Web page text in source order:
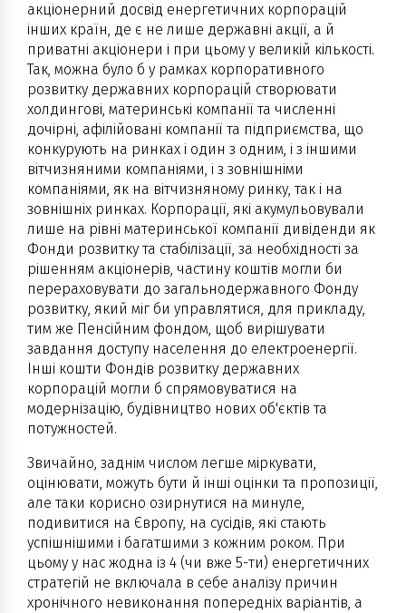
акціонерний досвід енергетичних корпорацій
інших країн, де є не лише державні акції, а й
приватні акціонери і при цьому у великій кількості.
Так, можна було б у рамках корпоративного
розвитку державних корпорацій створювати
холдингові, материнські компанії та численні
дочірні, афілійовані компанії та підприємства, що
конкурують на ринках і один з одним, і з іншими
вітчизняними компаніями, і з зовнішніми
компаніями, як на вітчизняному ринку, так і на
зовнішніх ринках. Корпорації, які акумульовували
лише на рівні материнської компанії дивіденди як
Фонди розвитку та стабілізації, за необхідності за
рішенням акціонерів, частину коштів могли би
перераховувати до загальнодержавного Фонду
розвитку, який міг би управлятися, для прикладу,
тим же Пенсійним фондом, щоб вирішувати
завдання доступу населення до електроенергії.
Інші кошти Фондів розвитку державних
корпорацій могли б спрямовуватися на
модернізацію, будівництво нових об'єктів та
потужностей.
Звичайно, заднім числом легше міркувати,
оцінювати, можуть бути й інші оцінки та пропозиції,
але таки корисно озирнутися на минуле,
подивитися на Європу, на сусідів, які стають
успішнішими і багатшими з кожним роком. При
цьому у нас жодна із 4 (чи вже 5-ти) енергетичних
стратегій не включала в себе аналізу причин
хронічного невиконання попередніх варіантів, а